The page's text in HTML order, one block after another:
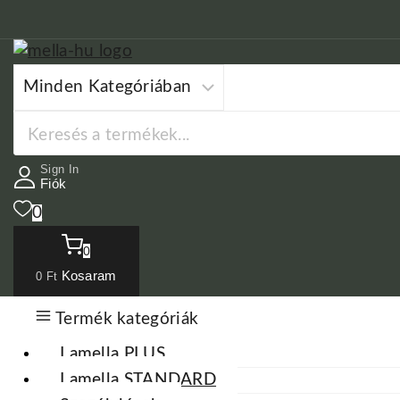
to
content
Sign In
Fiók
0
0
0 Ft Kosaram
Termék kategóriák
Lamella PLUS
Lamella STANDARD